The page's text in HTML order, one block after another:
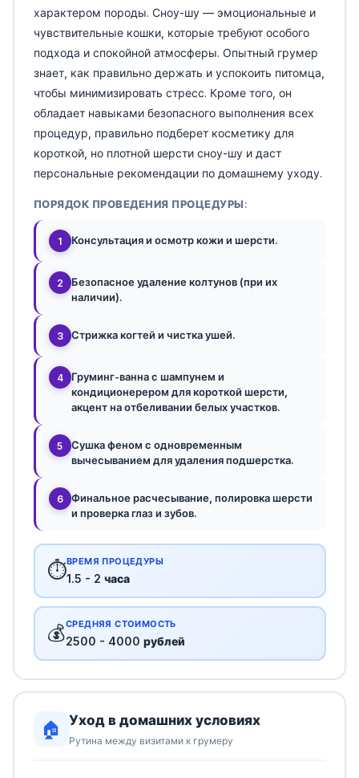
характером породы. Сноу-шу — эмоциональные и
чувствительные кошки, которые требуют особого
подхода и спокойной атмосферы. Опытный грумер
знает, как правильно держать и успокоить питомца,
чтобы минимизировать стресс. Кроме того, он
обладает навыками безопасного выполнения всех
процедур, правильно подберет косметику для
короткой, но плотной шерсти сноу-шу и даст
персональные рекомендации по домашнему уходу.
ПОРЯДОК ПРОВЕДЕНИЯ ПРОЦЕДУРЫ:
1 Консультация и осмотр кожи и шерсти.
2
Безопасное удаление колтунов (при их
наличии).
3 Стрижка когтей и чистка ушей.
4
Груминг-ванна с шампунем и
кондиционерером для короткой шерсти,
акцент на отбеливании белых участков.
5
Сушка феном с одновременным
вычесыванием для удаления подшерстка.
6
Финальное расчесывание, полировка шерсти
и проверка глаз и зубов.
⏱️ВРЕМЯ ПРОЦЕДУРЫ
1.5 - 2 часа
💰СРЕДНЯЯ СТОИМОСТЬ
2500 - 4000 рублей
🏠 Уход в домашних условиях
Рутина между визитами к грумеру